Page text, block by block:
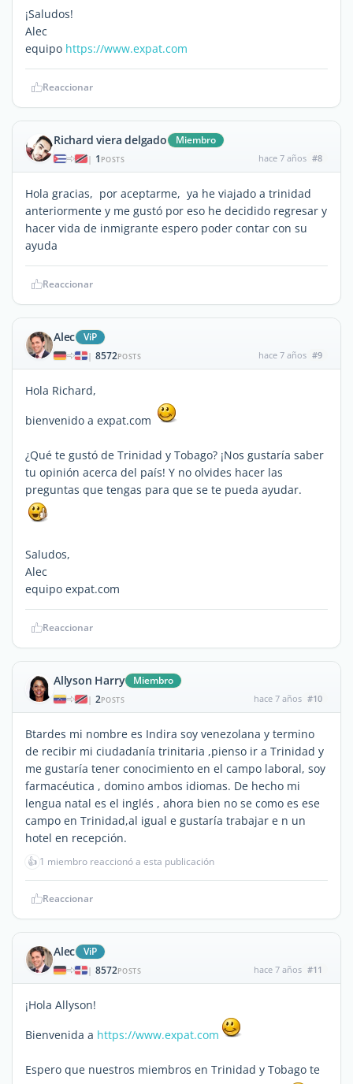
¡Saludos!
Alec
equipo https://www.expat.com
Reaccionar
Richard viera delgado Miembro
| 1 POSTS hace 7 años #8
Hola gracias, por aceptarme, ya he viajado a trinidad
anteriormente y me gustó por eso he decidido regresar y
hacer vida de inmigrante espero poder contar con su
ayuda
Reaccionar
Alec ViP
| 8572POSTS hace 7 años #9
Hola Richard,
bienvenido a expat.com
¿Qué te gustó de Trinidad y Tobago? ¡Nos gustaría saber
tu opinión acerca del país! Y no olvides hacer las
preguntas que tengas para que se te pueda ayudar.
Saludos,
Alec
equipo expat.com
Reaccionar
Allyson Harry Miembro
| 2POSTS hace 7 años #10
Btardes mi nombre es Indira soy venezolana y termino
de recibir mi ciudadanía trinitaria ,pienso ir a Trinidad y
me gustaría tener conocimiento en el campo laboral, soy
farmacéutica , domino ambos idiomas. De hecho mi
lengua natal es el inglés , ahora bien no se como es ese
campo en Trinidad,al igual e gustaría trabajar e n un
hotel en recepción.
👍 1 miembro reaccionó a esta publicación
Reaccionar
Alec ViP
| 8572POSTS hace 7 años #11
¡Hola Allyson!
Bienvenida a https://www.expat.com
Espero que nuestros miembros en Trinidad y Tobago te